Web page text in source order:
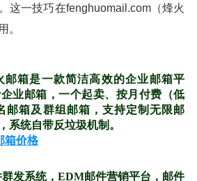
这一技巧在fenghuomail.com（烽火
。
邮箱是一款简洁高效的企业邮箱平
业邮箱，一个起卖、按月付费（低
邮箱及群组邮箱，支持定制无限邮
系统自带反垃圾机制。
箱价格
群发系统，EDM邮件营销平台，邮件